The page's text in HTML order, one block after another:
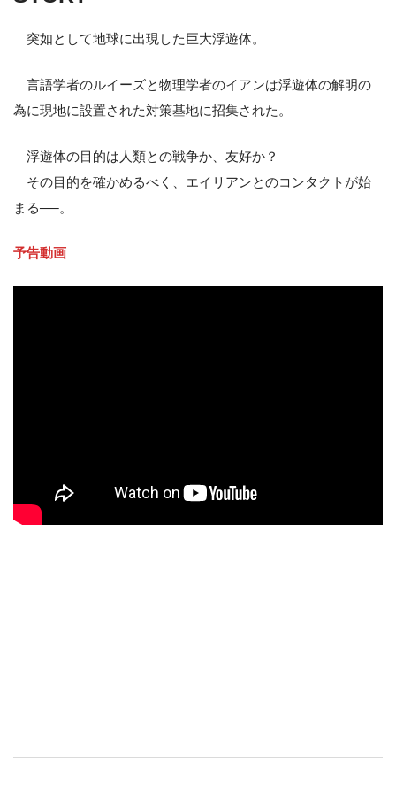
突如として地球に出現した巨大浮遊体。
言語学者のルイーズと物理学者のイアンは浮遊体の解明の
為に現地に設置された対策基地に招集された。
浮遊体の目的は人類との戦争か、友好か？
その目的を確かめるべく、エイリアンとのコンタクトが始
まる──。
予告動画